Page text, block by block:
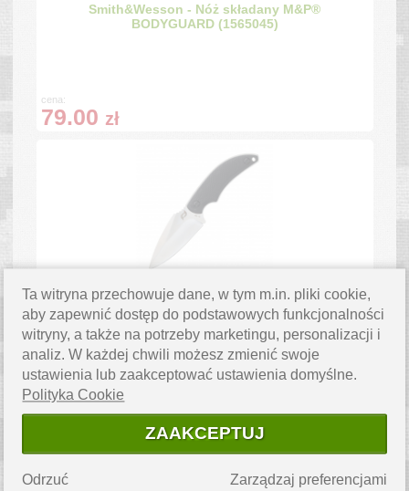
Smith&Wesson - Nóż składany M&P®
BODYGUARD (1565045)
cena:
79.00 zł
Schrade - Nóż survivalowy Adder - AUS-10 -
Czarny - 1182521 (1790092)
Produkt chwilowo niedostępny
cena:
79.00zł
Ta witryna przechowuje dane, w tym m.in. pliki cookie,
aby zapewnić dostęp do podstawowych funkcjonalności
witryny, a także na potrzeby marketingu, personalizacji i
analiz. W każdej chwili możesz zmienić swoje
ustawienia lub zaakceptować ustawienia domyślne.
Polityka Cookie
ZAAKCEPTUJ
Zarządzaj preferencjami
Odrzuć